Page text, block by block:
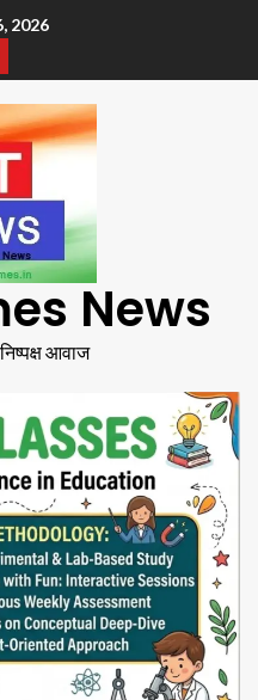
2026
News
आवाज